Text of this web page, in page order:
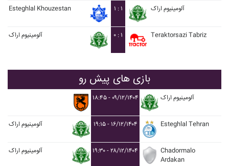
Esteghlal Khouzestan ۱ : ۱ آلومينيوم اراک
آلومينيوم اراک ۰ : ۱ Teraktorsazi Tabriz
بازی های پیش رو
۱۸:۴۵ - ۰۹/۱۲/۱۴۰۴ آلومينيوم اراک
آلومينيوم اراک ۱۹:۱۵ - ۱۶/۱۲/۱۴۰۴ Esteghlal Tehran
آلومينيوم اراک ۱۹:۳۰ - ۲۸/۱۲/۱۴۰۴
Chadormalo
Ardakan